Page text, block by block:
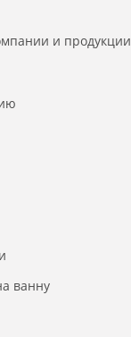
и продукции
ванну